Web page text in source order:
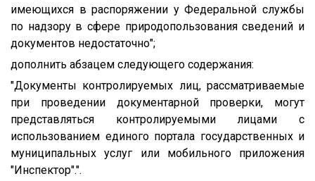
имеющихся в распоряжении у Федеральной службы
по надзору в сфере природопользования сведений и
документов недостаточно";
дополнить абзацем следующего содержания:
"Документы контролируемых лиц, рассматриваемые
при проведении документарной проверки, могут
представляться контролируемыми лицами с
использованием единого портала государственных и
муниципальных услуг или мобильного приложения
"Инспектор".".